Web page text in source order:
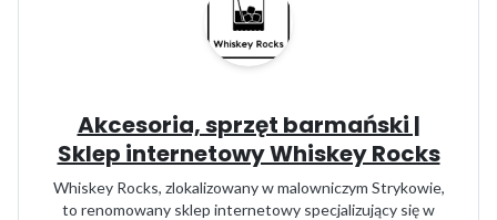
Akcesoria, sprzęt barmański |
Sklep internetowy Whiskey Rocks
Whiskey Rocks, zlokalizowany w malowniczym Strykowie,
to renomowany sklep internetowy specjalizujący się w